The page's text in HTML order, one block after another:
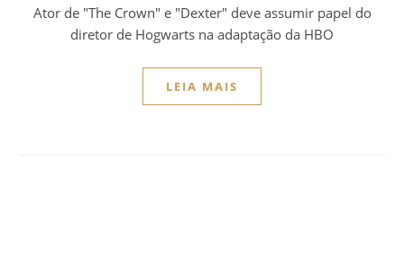
Ator de "The Crown" e "Dexter" deve assumir papel do
diretor de Hogwarts na adaptação da HBO
LEIA MAIS